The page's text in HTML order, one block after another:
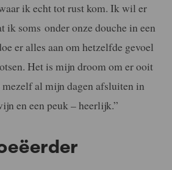
ik echt tot rust kom. Ik wil er
ik soms onder onze douche in een
er alles aan om hetzelfde gevoel
Het is mijn droom om er ooit
al mijn dagen afsluiten in
en een peuk – heerlijk.”